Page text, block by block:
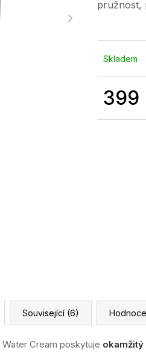
pružnost,
Skladem
399
Související (6)
Cream poskytuje